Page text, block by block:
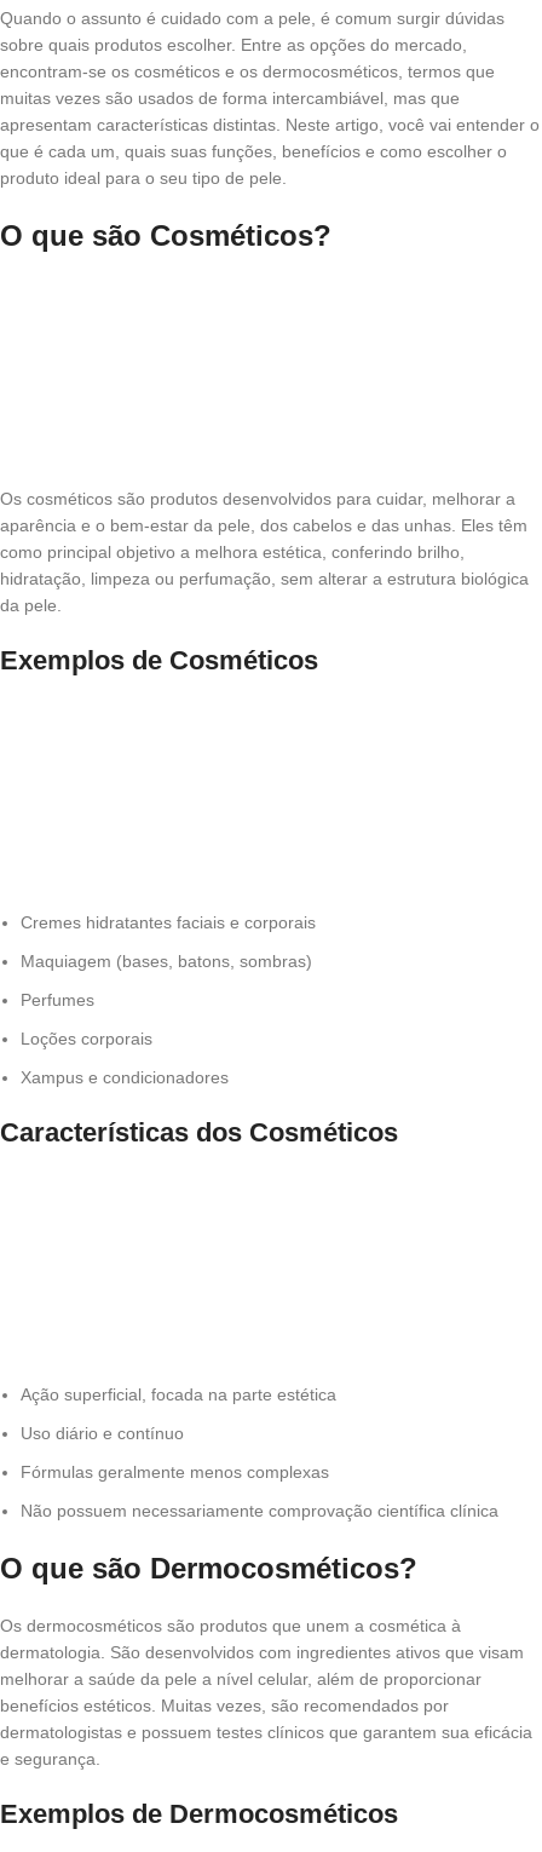
Quando o assunto é cuidado com a pele, é comum surgir dúvidas
sobre quais produtos escolher. Entre as opções do mercado,
encontram-se os cosméticos e os dermocosméticos, termos que
muitas vezes são usados de forma intercambiável, mas que
apresentam características distintas. Neste artigo, você vai entender o
que é cada um, quais suas funções, benefícios e como escolher o
produto ideal para o seu tipo de pele.
O que são Cosméticos?
Os cosméticos são produtos desenvolvidos para cuidar, melhorar a
aparência e o bem-estar da pele, dos cabelos e das unhas. Eles têm
como principal objetivo a melhora estética, conferindo brilho,
hidratação, limpeza ou perfumação, sem alterar a estrutura biológica
da pele.
Exemplos de Cosméticos
Cremes hidratantes faciais e corporais
Maquiagem (bases, batons, sombras)
Perfumes
Loções corporais
Xampus e condicionadores
Características dos Cosméticos
Ação superficial, focada na parte estética
Uso diário e contínuo
Fórmulas geralmente menos complexas
Não possuem necessariamente comprovação científica clínica
O que são Dermocosméticos?
Os dermocosméticos são produtos que unem a cosmética à
dermatologia. São desenvolvidos com ingredientes ativos que visam
melhorar a saúde da pele a nível celular, além de proporcionar
benefícios estéticos. Muitas vezes, são recomendados por
dermatologistas e possuem testes clínicos que garantem sua eficácia
e segurança.
Exemplos de Dermocosméticos